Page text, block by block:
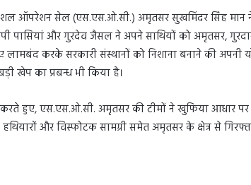
ऑपरेशन सेल (एस.एस.ओ.सी.) अमृतसर सुखमिंदर सिंह मान ने
पासियां और गुरदेव जैसल ने अपने साथियों को अमृतसर,
लामबंद करके सरकारी संस्थानों को निशाना बनाने की
खेप का प्रबन्ध भी किया है।
करते हुए, एस.एस.ओ.सी. अमृतसर की टीमों ने खुफिया आधार
और विस्फोटक सामग्री समेत अमृतसर के क्षेत्र से